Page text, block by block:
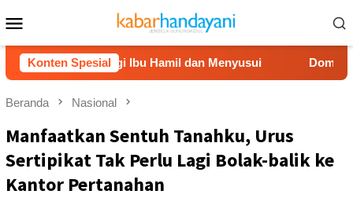
ke
kontenMobile
Konten Spesial
Dampingi Ibu Hamil dan Menyusui Dompet Dhuafa
Beranda Nasional
Manfaatkan Sentuh Tanahku, Urus
Sertipikat Tak Perlu Lagi Bolak-balik ke
Kantor Pertanahan